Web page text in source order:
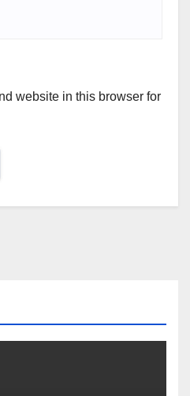
website in this browser for